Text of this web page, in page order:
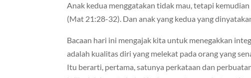
Anak kedua menggatakan tidak mau, tetapi
(Mat 21:28-32). Dan anak yang kedua yang
Bacaan hari ini mengajak kita untuk menegakkan
adalah kualitas diri yang melekat pada orang yang
Itu berarti, pertama, satunya perkataan dan